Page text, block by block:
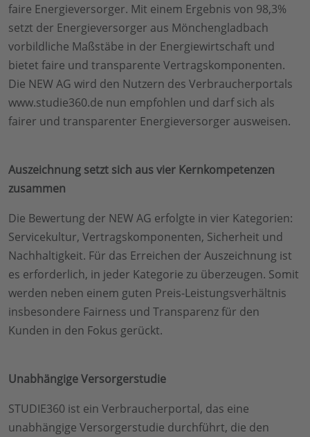
faire Energieversorger. Mit einem Ergebnis von 98,3%
setzt der Energieversorger aus Mönchengladbach
vorbildliche Maßstäbe in der Energiewirtschaft und
bietet faire und transparente Vertragskomponenten.
Die NEW AG wird den Nutzern des Verbraucherportals
www.studie360.de nun empfohlen und darf sich als
fairer und transparenter Energieversorger ausweisen.
Auszeichnung setzt sich aus vier Kernkompetenzen
zusammen
Die Bewertung der NEW AG erfolgte in vier Kategorien:
Servicekultur, Vertragskomponenten, Sicherheit und
Nachhaltigkeit. Für das Erreichen der Auszeichnung ist
es erforderlich, in jeder Kategorie zu überzeugen. Somit
werden neben einem guten Preis-Leistungsverhältnis
insbesondere Fairness und Transparenz für den
Kunden in den Fokus gerückt.
Unabhängige Versorgerstudie
STUDIE360 ist ein Verbraucherportal, das eine
unabhängige Versorgerstudie durchführt, die den